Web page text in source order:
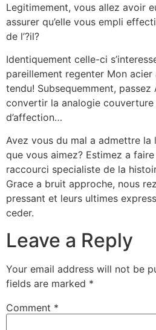
Legitimement, vous allez avoir
assurer qu’elle vous empli
de l’?il?
Identiquement celle-ci
pareillement regenter Mon acier
tendu! Subsequemment,
convertir la analogie
d’affection…
Avez vous du mal a admettre la
que vous aimez? Estimez a
raccourci specialiste de la
Grace a bruit approche, nous
pressant et leurs ultimes
ceder.
Leave a Reply
Your email address will not be
fields are marked *
Comment *